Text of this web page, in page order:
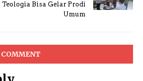
Bisa Gelar Prodi
Umum